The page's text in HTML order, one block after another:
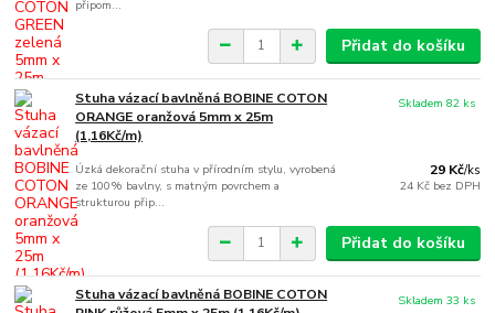
připom...
Přidat do košíku
Stuha vázací bavlněná BOBINE COTON
ORANGE oranžová 5mm x 25m
(1,16Kč/m)
Úzká dekorační stuha v přírodním stylu, vyrobená
ze 100% bavlny, s matným povrchem a
strukturou přip...
29 Kč/ks
24 Kč bez DPH
Skladem 82 ks
Přidat do košíku
Stuha vázací bavlněná BOBINE COTON
Skladem 33 ks